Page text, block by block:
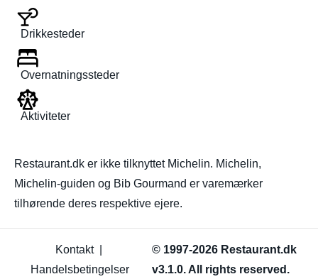
Drikkesteder
Overnatningssteder
Aktiviteter
Restaurant.dk er ikke tilknyttet Michelin. Michelin,
Michelin-guiden og Bib Gourmand er varemærker
tilhørende deres respektive ejere.
© 1997-2026 Restaurant.dk
v3.1.0. All rights reserved.
Kontakt|
Handelsbetingelser